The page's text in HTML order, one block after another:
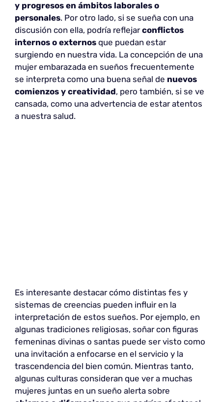
y progresos en ámbitos laborales o
personales. Por otro lado, si se sueña con una
discusión con ella, podría reflejarconflictos
internos o externos que puedan estar
surgiendo en nuestra vida. La concepción de una
mujer embarazada en sueños frecuentemente
se interpreta como una buena señal de nuevos
comienzos y creatividad, pero también, si se ve
cansada, como una advertencia de estar atentos
a nuestra salud.
Es interesante destacar cómo distintas fes y
sistemas de creencias pueden influir en la
interpretación de estos sueños. Por ejemplo, en
algunas tradiciones religiosas, soñar con figuras
femeninas divinas o santas puede ser visto como
una invitación a enfocarse en el servicio y la
trascendencia del bien común. Mientras tanto,
algunas culturas consideran que ver a muchas
mujeres juntas en un sueño alerta sobre